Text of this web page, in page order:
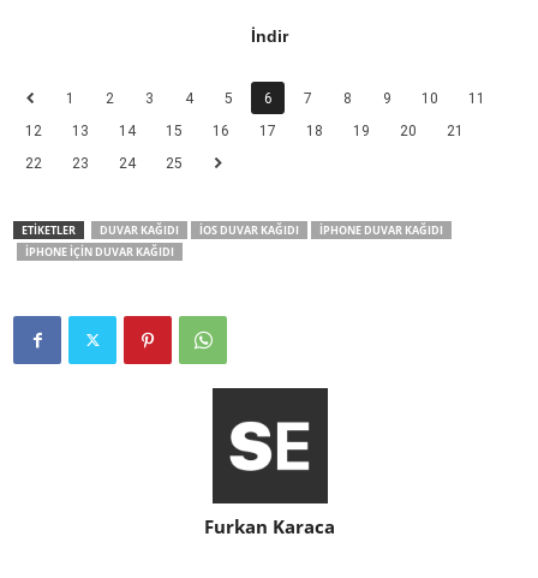
İndir
1 2 3 4 5 6 7 8 9 10
11
12
13 14 15 16 17 18 19 20
21
22
23 24 25
ETİKETLER DUVAR KAĞIDI IOS DUVAR KAĞIDI
IPHONE DUVAR KAĞIDI
IPHONE IÇIN DUVAR KAĞIDI
Furkan Karaca